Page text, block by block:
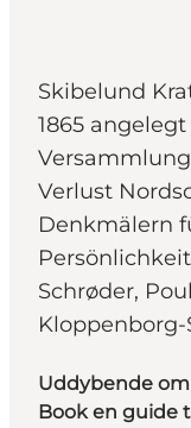
Skibelund
1865
Verlust
Denkmälern
Schrøder,
Uddybende
Book en guide